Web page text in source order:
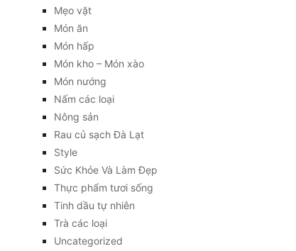
Mẹo vặt
Món ăn
Món hấp
Món kho – Món xào
Món nướng
Nấm các loại
Nông sản
Rau củ sạch Đà Lạt
Style
Sức Khỏe Và Làm Đẹp
Thực phẩm tươi sống
Tinh dầu tự nhiên
Trà các loại
Uncategorized